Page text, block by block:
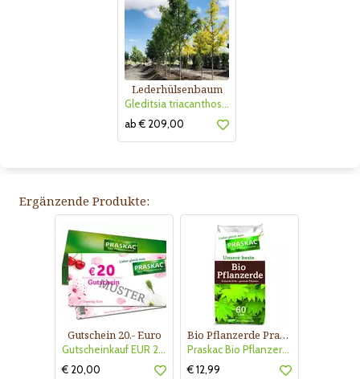
Lederhülsenbaum
Gleditsia triacanthos 'Street Keeper'
ab € 209,00
Ergänzende Produkte:
Gutschein 20.- Euro
Gutscheinkauf EUR 20.-
€ 20,00
Bio Pflanzerde Praskac
Praskac Bio Pflanzerde
€ 12,99